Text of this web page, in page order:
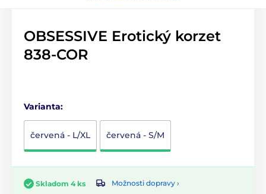
OBSESSIVE Erotický korzet
838-COR
Varianta:
červená - L/XL červená - S/M
Skladom 4 ks
Možnosti dopravy ›